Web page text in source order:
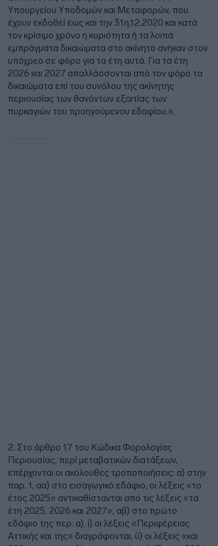
Υπουργείου Υποδομών και Μεταφορών, που
έχουν εκδοθεί έως και την 31η.12.2020 και κατά
τον κρίσιμο χρόνο η κυριότητα ή τα λοιπά
εμπράγματα δικαιώματα στο ακίνητο ανήκαν στον
υπόχρεο σε φόρο για τα έτη αυτά. Για τα έτη
2026 και 2027 απαλλάσσονται από τον φόρο τα
δικαιώματα επί του συνόλου της ακίνητης
περιουσίας των θανόντων εξαιτίας των
πυρκαγιών του προηγούμενου εδαφίου.».
2. Στο άρθρο 17 του Κώδικα Φορολογίας
Περιουσίας, περί μεταβατικών διατάξεων,
επέρχονται οι ακόλουθες τροποποιήσεις: α) στην
παρ. 1, αα) στο εισαγωγικό εδάφιο, οι λέξεις «το
έτος 2025» αντικαθίστανται από τις λέξεις «τα
έτη 2025, 2026 και 2027», αβ) στο πρώτο
εδάφιο της περ. α), i) οι λέξεις «Περιφέρειας
Αττικής και της» διαγράφονται, ϋ) οι λέξεις «και